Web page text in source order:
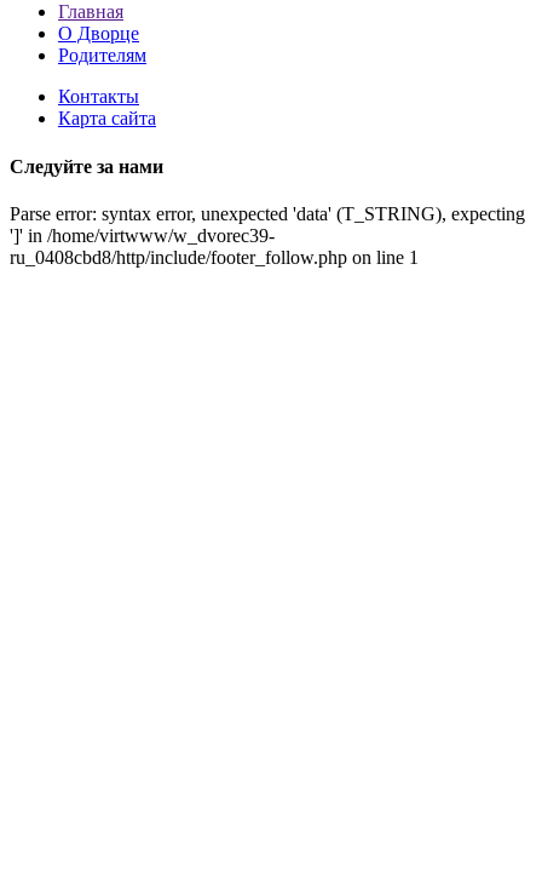
Главная
О Дворце
Родителям
Контакты
Карта сайта
Следуйте за нами
Parse error: syntax error, unexpected 'data' (T_STRING), expecting
']' in /home/virtwww/w_dvorec39-
ru_0408cbd8/http/include/footer_follow.php on line 1